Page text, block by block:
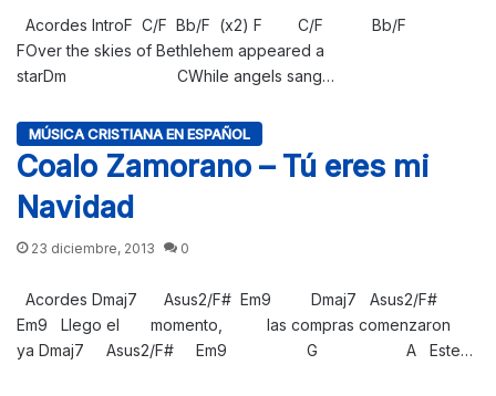
Acordes IntroF C/F Bb/F (x2) F C/F Bb/F
FOver the skies of Bethlehem appeared a
starDm CWhile angels sang…
MÚSICA CRISTIANA EN ESPAÑOL
Coalo Zamorano – Tú eres mi
Navidad
23 diciembre, 2013 0
Acordes Dmaj7 Asus2/F# Em9 Dmaj7 Asus2/F#
Em9 Llego el momento, las compras comenzaron
ya Dmaj7 Asus2/F# Em9 G A Este…